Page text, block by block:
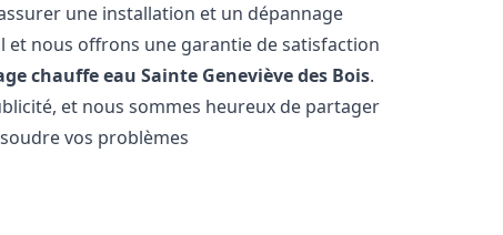
une installation et un dépannage
et nous offrons une garantie de satisfaction
chauffe eau Sainte Geneviève des Bois.
et nous sommes heureux de partager
vos problèmes